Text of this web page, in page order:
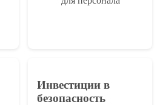
Инвестиции в
безопасность